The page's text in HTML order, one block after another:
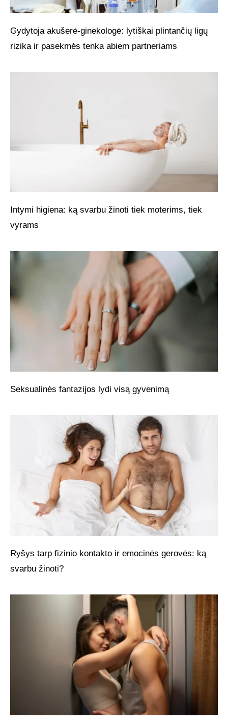
Gydytoja akušerė-ginekologė: lytiškai plintančių ligų
rizika ir pasekmės tenka abiem partneriams
Intymi higiena: ką svarbu žinoti tiek moterims, tiek
vyrams
Seksualinės fantazijos lydi visą gyvenimą
Ryšys tarp fizinio kontakto ir emocinės gerovės: ką
svarbu žinoti?